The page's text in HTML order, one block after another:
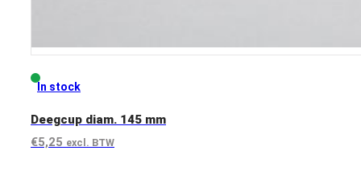
In stock
Deegcup diam. 145 mm
€5,25 excl. BTW